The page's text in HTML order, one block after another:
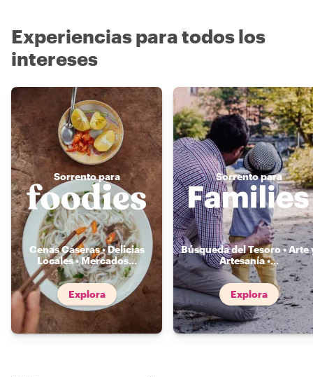
Experiencias para todos los
intereses
Sorrento para
Cenas Caseras • Delicias
Locales • Mercados...
Explora
Sorrento para
Búsqueda del Tesoro • Arte
Artesanía •...
Explora